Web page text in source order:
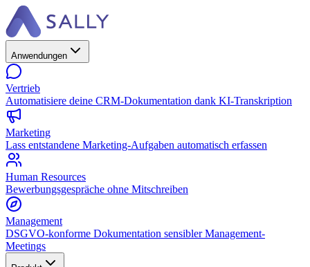
Anwendungen
Vertrieb
Automatisiere deine CRM-Dokumentation dank KI-Transkription
Marketing
Lass entstandene Marketing-Aufgaben automatisch erfassen
Human Resources
Bewerbungsgespräche ohne Mitschreiben
Management
DSGVO-konforme Dokumentation sensibler Management-
Meetings